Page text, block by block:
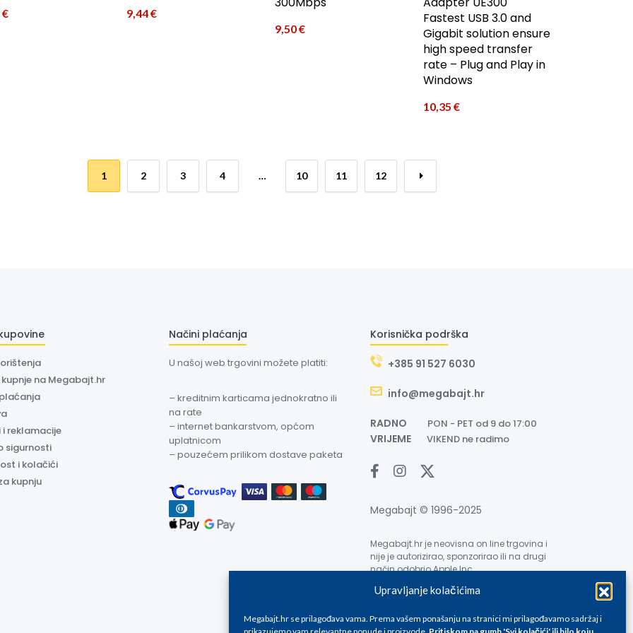
Upravljanje kolačićima
Megabajt.hr se prilagođava vama. Prema vašem ponašanju na stranici mi prilagođavamo sadržaj i
€ 9,44€
9,50€
Fastest USB 3.0 and
Gigabit solution ensure
high speed transfer
rate – Plug and Play in
Windows
10,35 €
1 2 3 4 … 10 11 12 →
na Megabajt.hr
i reklamacije
sigurnosti
i kolačići
kupnju
Načini plaćanja
U našoj web trgovini možete platiti:
– kreditnim karticama jednokratno ili
na rate
– internet bankarstvom, općom
uplatnicom
– pouzećem prilikom dostave paketa
Korisnička podrška
+385 91 527 6030
info@megabajt.hr
RADNO PON - PET od 9 do 17:00
VRIJEME VIKEND ne radimo
Megabajt © 1996-2025
Megabajt.hr je neovisna on line trgovina i
nije je autorizirao, sponzorirao ili na drugi
način odobrio Apple Inc.